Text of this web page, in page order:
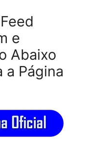
e
Abaixo
Página